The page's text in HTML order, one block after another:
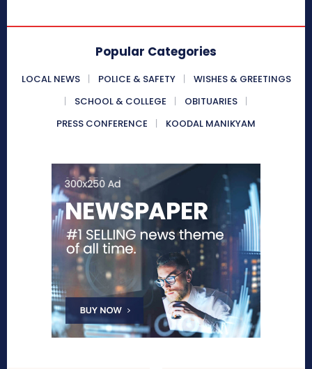
Popular Categories
LOCAL NEWS POLICE & SAFETY
WISHES & GREETINGS
SCHOOL & COLLEGE
OBITUARIES
PRESS CONFERENCE
KOODAL MANIKYAM